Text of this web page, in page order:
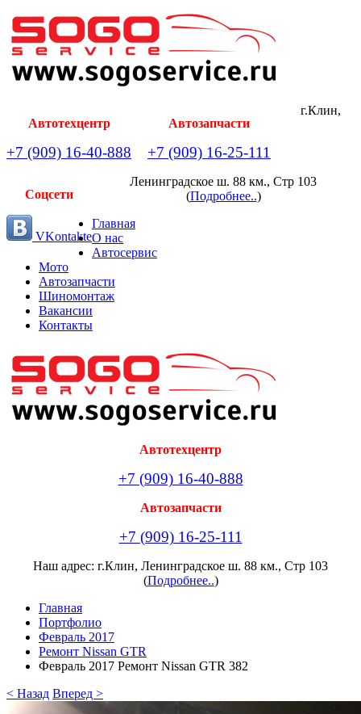
Автотехцентр
+7 (909) 16-40-888
Автозапчасти
+7 (909) 16-25-111
Соцсети
VKontakte
г.Клин,
Ленинградское ш. 88 км., Стр 103
(Подробнее..)
Главная
О нас
Автосервис
Мото
Автозапчасти
Шиномонтаж
Вакансии
Контакты
Автотехцентр
+7 (909) 16-40-888
Автозапчасти
+7 (909) 16-25-111
Наш адрес: г.Клин, Ленинградское ш. 88 км., Стр 103
(Подробнее..)
Главная
Портфолио
Февраль 2017
Ремонт Nissan GTR
Февраль 2017 Ремонт Nissan GTR 382
< Назад Вперед >